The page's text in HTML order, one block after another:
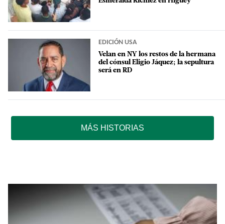
EDICIÓN USA
Velan en NY los restos de la hermana
del cónsul Eligio Jáquez; la sepultura
será en RD
MÁS HISTORIAS